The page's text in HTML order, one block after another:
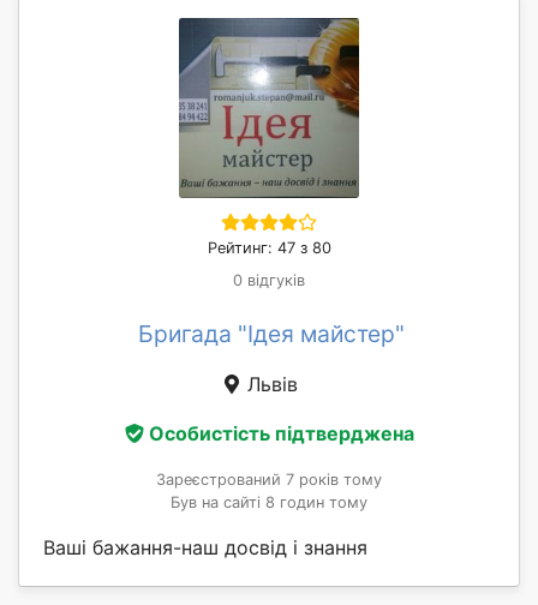
Рейтинг: 47 з 80
0 відгуків
Бригада "Ідея майстер"
Львів
Особистість підтверджена
Зареєстрований 7 років тому
Був на сайті 8 годин тому
Ваші бажання-наш досвід і знання